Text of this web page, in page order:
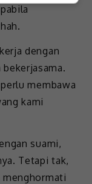
dengan
membawa
kami
suami,
Tetapi tak,